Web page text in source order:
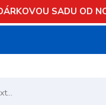
SADU OD